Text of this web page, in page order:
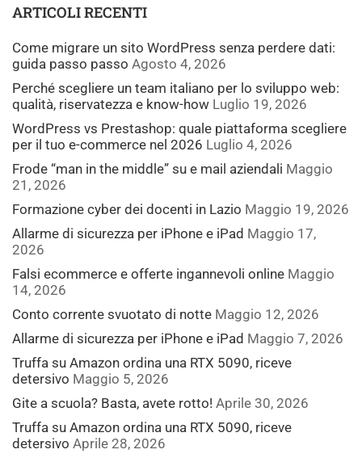
ARTICOLI RECENTI
Come migrare un sito WordPress senza perdere dati:
guida passo passo Agosto 4, 2026
Perché scegliere un team italiano per lo sviluppo web:
qualità, riservatezza e know-how Luglio 19, 2026
WordPress vs Prestashop: quale piattaforma scegliere
per il tuo e-commerce nel 2026 Luglio 4, 2026
Frode “man in the middle” su e mail aziendali Maggio
21, 2026
Formazione cyber dei docenti in Lazio Maggio 19, 2026
Allarme di sicurezza per iPhone e iPad Maggio 17,
2026
Falsi ecommerce e offerte ingannevoli online Maggio
14, 2026
Conto corrente svuotato di notte Maggio 12, 2026
Allarme di sicurezza per iPhone e iPad Maggio 7, 2026
Truffa su Amazon ordina una RTX 5090, riceve
detersivo Maggio 5, 2026
Gite a scuola? Basta, avete rotto! Aprile 30, 2026
Truffa su Amazon ordina una RTX 5090, riceve
detersivo Aprile 28, 2026